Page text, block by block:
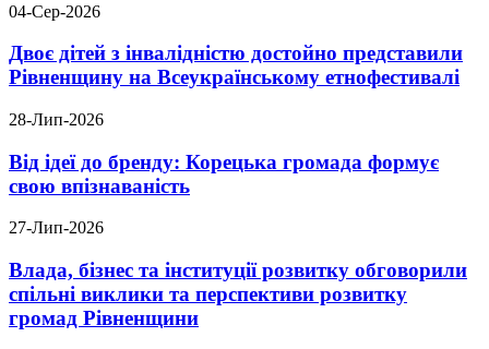
04-Сер-2026
Двоє дітей з інвалідністю достойно представили
Рівненщину на Всеукраїнському етнофестивалі
28-Лип-2026
Від ідеї до бренду: Корецька громада формує
свою впізнаваність
27-Лип-2026
Влада, бізнес та інституції розвитку обговорили
спільні виклики та перспективи розвитку
громад Рівненщини